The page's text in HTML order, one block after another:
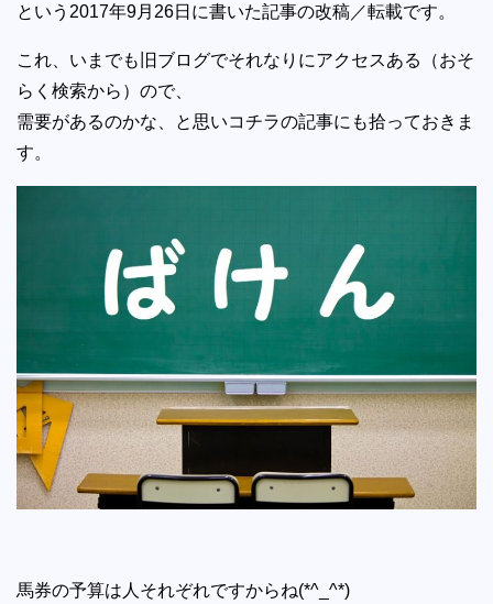
という2017年9月26日に書いた記事の改稿／転載です。
これ、いまでも旧ブログでそれなりにアクセスある（おそ
らく検索から）ので、
需要があるのかな、と思いコチラの記事にも拾っておきま
す。
馬券の予算は人それぞれですからね(*^_^*)